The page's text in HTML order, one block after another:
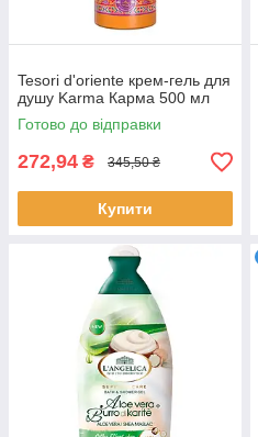
Tesori d'oriente крем-гель для
душу Karma Карма 500 мл
Готово до відправки
272,94 ₴ 345,50 ₴
Купити